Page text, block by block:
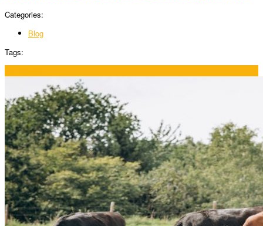
Categories:
Blog
Tags: